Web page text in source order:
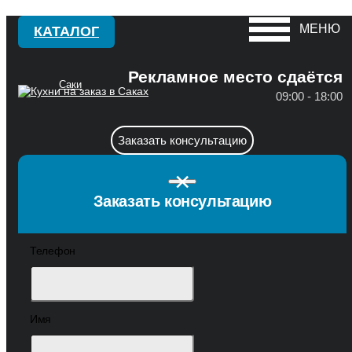
МЕНЮ
КАТАЛОГ
Рекламное место сдаётся
09:00 - 18:00
Заказать консультацию
×
Заказать консультацию
Телефон
Имя
Саки
Бахчисарай
Д
Красноперекопск
Крым
Севастополь
Ф